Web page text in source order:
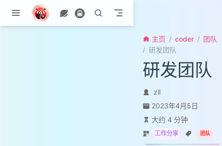
跳至主要內容
主页 coder
团队
研发团队
研发团队
zll
2023年4月5日
大约 4 分钟
工作分享 团队